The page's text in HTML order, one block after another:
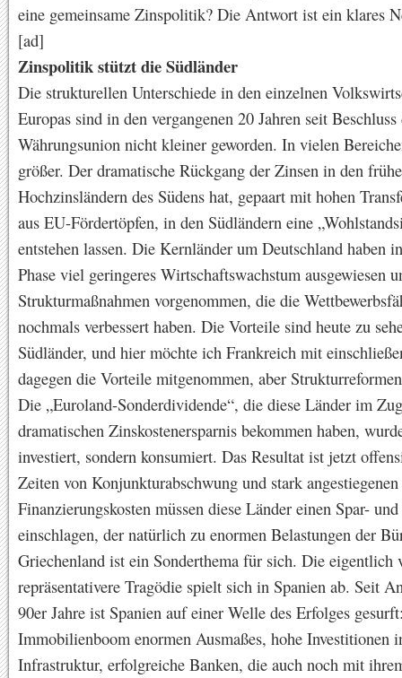
eine gemeinsame Zinspolitik? Die Antwort ist ein klares
[ad]
Zinspolitik stützt die Südländer
Die strukturellen Unterschiede in den einzelnen
Europas sind in den vergangenen 20 Jahren seit Beschluss
Währungsunion nicht kleiner geworden. In vielen
größer. Der dramatische Rückgang der Zinsen in den
Hochzinsländern des Südens hat, gepaart mit hohen
aus EU-Fördertöpfen, in den Südländern eine
entstehen lassen. Die Kernländer um Deutschland haben
Phase viel geringeres Wirtschaftswachstum ausgewiesen
Strukturmaßnahmen vorgenommen, die die
nochmals verbessert haben. Die Vorteile sind heute zu
Südländer, und hier möchte ich Frankreich mit
dagegen die Vorteile mitgenommen, aber
Die „Euroland-Sonderdividende“, die diese Länder im
dramatischen Zinskostenersparnis bekommen haben,
investiert, sondern konsumiert. Das Resultat ist jetzt
Zeiten von Konjunkturabschwung und stark angestiegenen
Finanzierungskosten müssen diese Länder einen Spar-
einschlagen, der natürlich zu enormen Belastungen der
Griechenland ist ein Sonderthema für sich. Die eigentlich
repräsentativere Tragödie spielt sich in Spanien ab. Seit
90er Jahre ist Spanien auf einer Welle des Erfolges
Immobilienboom enormen Ausmaßes, hohe Investitionen
Infrastruktur, erfolgreiche Banken, die auch noch mit